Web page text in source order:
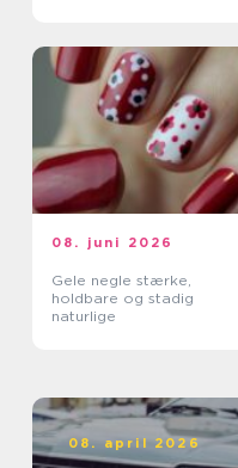
08. juni 2026
Gele negle stærke,
holdbare og stadig
naturlige
08. april 2026